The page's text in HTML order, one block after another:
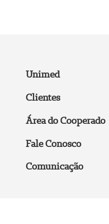
Unimed
Clientes
Área do Cooperado
Fale Conosco
Comunicação